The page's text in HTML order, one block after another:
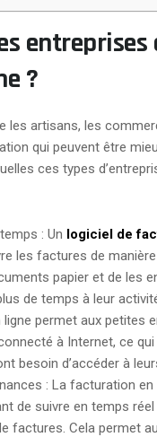
entreprises
?
les artisans, les
qui peuvent être
ces types
: Un logiciel de
les factures de
papier et de les
de temps à leur
permet aux petites
à Internet, ce
besoin d’accéder à
: La facturation
de suivre en temps
factures. Cela permet